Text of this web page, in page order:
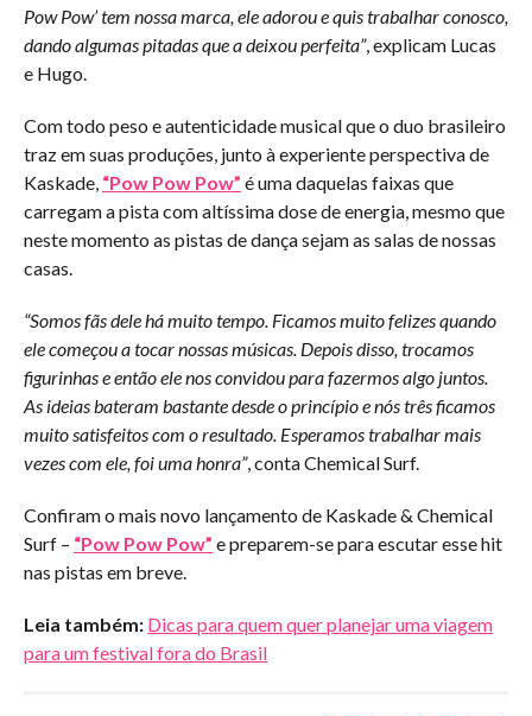
Pow Pow’ tem nossa marca, ele adorou e quis trabalhar conosco,
dando algumas pitadas que a deixou perfeita”, explicam Lucas
e Hugo.
Com todo peso e autenticidade musical que o duo brasileiro
traz em suas produções, junto à experiente perspectiva de
Kaskade, “Pow Pow Pow” é uma daquelas faixas que
carregam a pista com altíssima dose de energia, mesmo que
neste momento as pistas de dança sejam as salas de nossas
casas.
“Somos fãs dele há muito tempo. Ficamos muito felizes quando
ele começou a tocar nossas músicas. Depois disso, trocamos
figurinhas e então ele nos convidou para fazermos algo juntos.
As ideias bateram bastante desde o princípio e nós três ficamos
muito satisfeitos com o resultado. Esperamos trabalhar mais
vezes com ele, foi uma honra”, conta Chemical Surf.
Confiram o mais novo lançamento de Kaskade & Chemical
Surf – “Pow Pow Pow” e preparem-se para escutar esse hit
nas pistas em breve.
Leia também: Dicas para quem quer planejar uma viagem
para um festival fora do Brasil